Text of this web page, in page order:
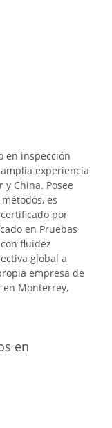
en inspección
experiencia
y China. Posee
es
por
en Pruebas
fluidez
global a
empresa de
en Monterrey,
en